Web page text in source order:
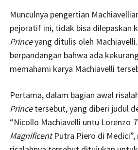
Munculnya pengertian
pejoratif ini, tidak bisa dilepaskan
Princeyang ditulis oleh
berpandangan bahwa ada
memahami karya Machiavelli
Pertama, dalam bagian awal
Princetersebut, yang diberi judul
“Nicollo Machiavelli untu Lorenzo
MagnificentPutra Piero di